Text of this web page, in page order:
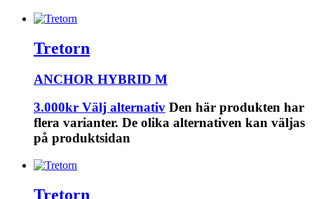
Tretorn
ANCHOR HYBRID M
3.000kr Välj alternativ Den här produkten har
flera varianter. De olika alternativen kan väljas
på produktsidan
Tretorn